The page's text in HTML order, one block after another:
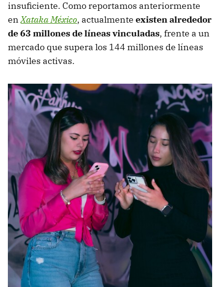
insuficiente. Como reportamos anteriormente
enXataka México, actualmente existen alrededor
de 63 millones de líneas vinculadas, frente a un
mercado que supera los 144 millones de líneas
móviles activas.